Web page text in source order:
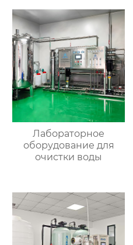
Лабораторное
оборудование для
очистки воды